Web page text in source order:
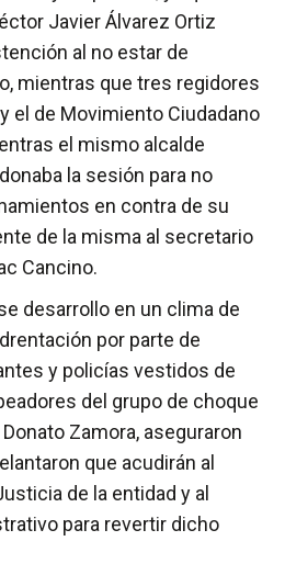
Javier Álvarez Ortiz
al no estar de
mientras que tres regidores
el de Movimiento Ciudadano
el mismo alcalde
la sesión para no
en contra de su
de la misma al secretario
Cancino.
desarrollo en un clima de
por parte de
y policías vestidos de
del grupo de choque
Zamora, aseguraron
que acudirán al
de la entidad y al
para revertir dicho